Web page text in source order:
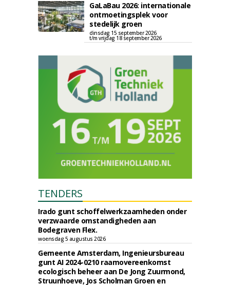
GaLaBau 2026: internationale
ontmoetingsplek voor
stedelijk groen
dinsdag 15 september 2026
t/m vrijdag 18 september 2026
TENDERS
Irado gunt schoffelwerkzaamheden onder
verzwaarde omstandigheden aan
Bodegraven Flex.
woensdag 5 augustus 2026
Gemeente Amsterdam, Ingenieursbureau
gunt AI 2024-0210 raamovereenkomst
ecologisch beheer aan De Jong Zuurmond,
Struunhoeve, Jos Scholman Groen en